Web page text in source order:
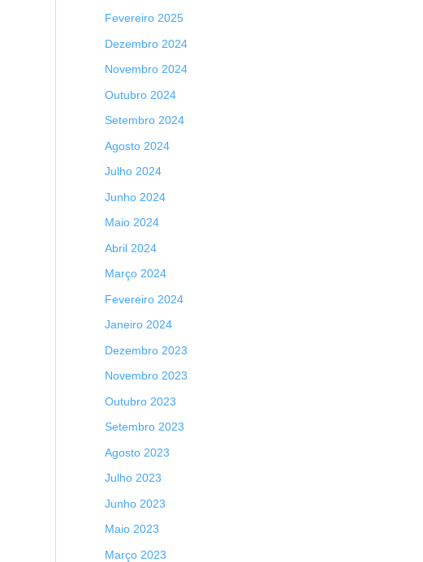
Fevereiro 2025
Dezembro 2024
Novembro 2024
Outubro 2024
Setembro 2024
Agosto 2024
Julho 2024
Junho 2024
Maio 2024
Abril 2024
Março 2024
Fevereiro 2024
Janeiro 2024
Dezembro 2023
Novembro 2023
Outubro 2023
Setembro 2023
Agosto 2023
Julho 2023
Junho 2023
Maio 2023
Março 2023